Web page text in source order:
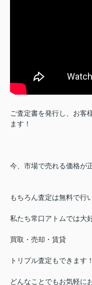
ご査定書を発行し、お客
ます！
今、市場で売れる価格が
もちろん査定は無料で行
私たち常口アトムでは大
買取・売却・賃貸
トリプル査定もできます
どんなことでもお気軽に